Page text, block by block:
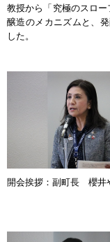
教授から「究極のスロー
醸造のメカニズムと、
した。
開会挨拶：副町長 櫻井